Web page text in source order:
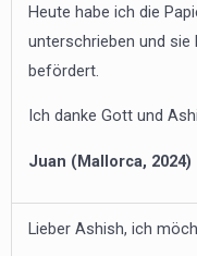
Heute habe ich die
unterschrieben und sie
befördert.
Ich danke Gott und
Juan (Mallorca, 2024)
Lieber Ashish, ich